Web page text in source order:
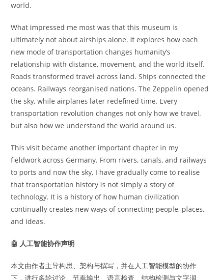
world.
What impressed me most was that this museum is
ultimately not about airships alone. It explores how each
new mode of transportation changes humanity’s
relationship with distance, movement, and the world itself.
Roads transformed travel across land. Ships connected the
oceans. Railways reorganised nations. The Zeppelin opened
the sky, while airplanes later redefined time. Every
transportation revolution changes not only how we travel,
but also how we understand the world around us.
This visit became another important chapter in my
fieldwork across Germany. From rivers, canals, and railways
to ports and now the sky, I have gradually come to realise
that transportation history is not simply a story of
technology. It is a history of how human civilization
continually creates new ways of connecting people, places,
and ideas.
🤖 人工智能协作声明
本文由作者主导构思、架构与撰写，并在人工智能模型的协作
下，进行多轮讨论、节奏输出、语言检查、结构检测与文字润